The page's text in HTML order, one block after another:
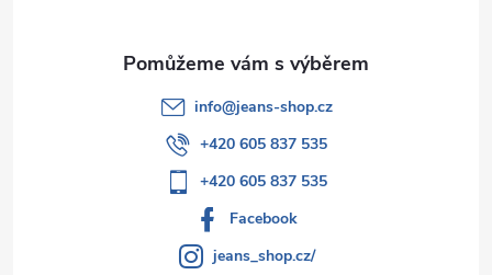
info@jeans-shop.cz
+420 605 837 535
+420 605 837 535
Facebook
jeans_shop.cz/